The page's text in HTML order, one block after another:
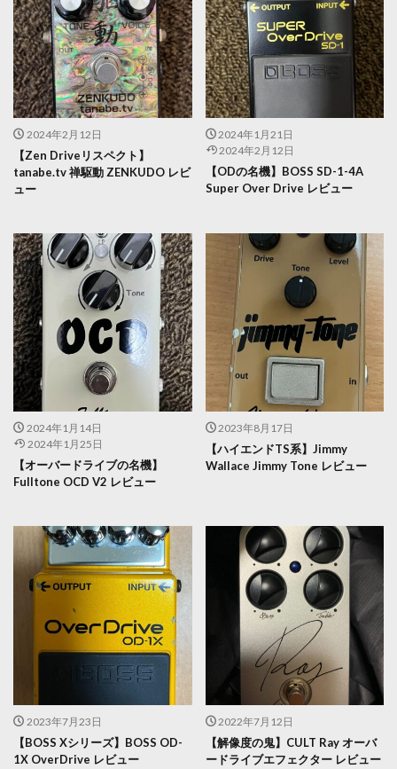
2024年2月12日
【Zen Driveリスペクト】
tanabe.tv 禅駆動 ZENKUDO レビ
ュー
2024年1月21日
2024年2月12日
【ODの名機】BOSS SD-1-4A
Super Over Drive レビュー
2024年1月14日
2024年1月25日
【オーバードライブの名機】
Fulltone OCD V2 レビュー
2023年8月17日
【ハイエンドTS系】Jimmy
Wallace Jimmy Tone レビュー
2023年7月23日
【BOSS Xシリーズ】BOSS OD-
1X OverDrive レビュー
2022年7月12日
【解像度の鬼】CULT Ray オーバ
ードライブエフェクター レビュー